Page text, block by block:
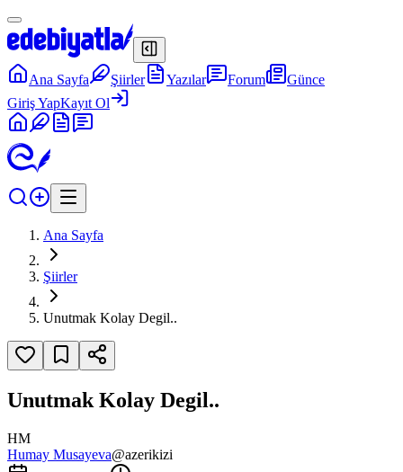
Ana Sayfa Şiirler Yazılar Forum
Günce
Giriş YapKayıt Ol
Ana Sayfa
Şiirler
Unutmak Kolay Degil..
Unutmak Kolay Degil..
HM
Humay Musayeva@azerikizi